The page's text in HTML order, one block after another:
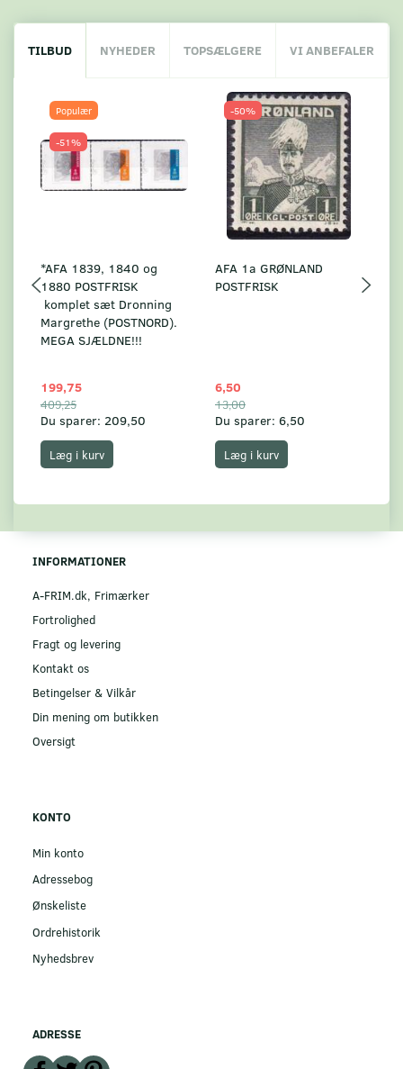
TILBUD NYHEDER TOPSÆLGERE VI ANBEFALER
Populær
-51%
*AFA 1839, 1840 og
1880 POSTFRISK
komplet sæt Dronning
Margrethe (POSTNORD).
MEGA SJÆLDNE!!!
199,75
409,25
Du sparer: 209,50
Læg i kurv
-50%
AFA 1a GRØNLAND
POSTFRISK
6,50
13,00
Du sparer: 6,50
Læg i kurv
INFORMATIONER
A-FRIM.dk, Frimærker
Fortrolighed
Fragt og levering
Kontakt os
Betingelser & Vilkår
Din mening om butikken
Oversigt
KONTO
Min konto
Adressebog
Ønskeliste
Ordrehistorik
Nyhedsbrev
ADRESSE